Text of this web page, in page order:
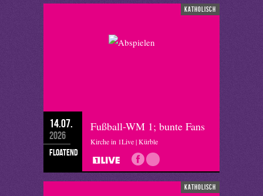
katholisch
14.07.
2026
floatend
Fußball-WM 1; bunte Fans
Kirche in 1Live | Kürble
katholisch